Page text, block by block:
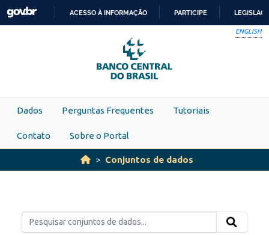
Skip to main content
PARA
O
CONTEÚDO
ACESSO À INFORMAÇÃO PARTICIPE
ENGLISH
Dados Perguntas Frequentes Tutoriais
Contato Sobre o Portal
Conjuntos de dados